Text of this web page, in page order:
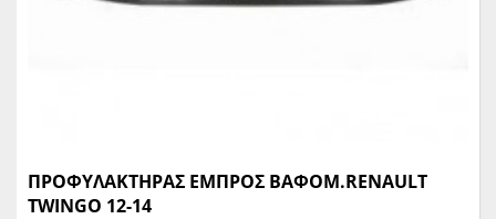
ΠΡΟΦΥΛΑΚΤΗΡΑΣ ΕΜΠΡΟΣ ΒΑΦΟΜ.RENAULT
TWINGO 12-14